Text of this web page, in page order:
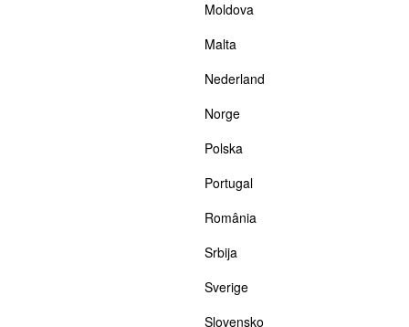
Moldova
Malta
Nederland
Norge
Polska
Portugal
România
Srbija
Sverige
Slovensko